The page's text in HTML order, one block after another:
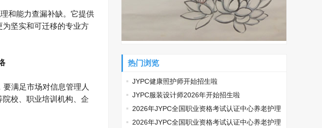
和能力查漏补缺。它提供
坚实和可迁移的专业方
满足市场对信息管理人
校、职业培训机构、企
热门浏览
JYPC健康照护师开始招生啦
JYPC服装设计师2026年开始招生啦
2026年JYPC全国职业资格考试认证中心养老护理
师开始报名啦
2026年JYPC全国职业资格考试认证中心养老护理